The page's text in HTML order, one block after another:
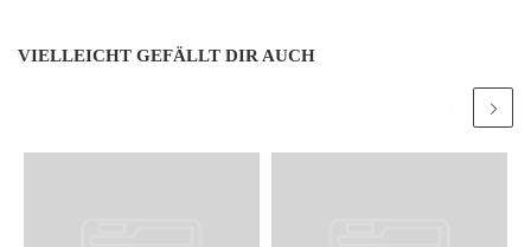
VIELLEICHT GEFÄLLT DIR AUCH